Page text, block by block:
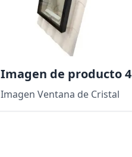
Imagen de producto 4
Imagen Ventana de Cristal